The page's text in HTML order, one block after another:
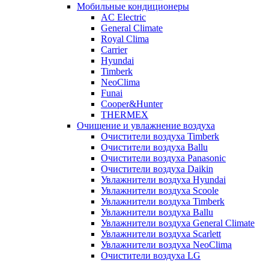
Мобильные кондиционеры
AC Electric
General Climate
Royal Clima
Carrier
Hyundai
Timberk
NeoClima
Funai
Cooper&Hunter
THERMEX
Очищение и увлажнение воздуха
Очистители воздуха Timberk
Очистители воздуха Ballu
Очистители воздуха Panasonic
Очистители воздуха Daikin
Увлажнители воздуха Hyundai
Увлажнители воздуха Scoole
Увлажнители воздуха Timberk
Увлажнители воздуха Ballu
Увлажнители воздуха General Climate
Увлажнители воздуха Scarlett
Увлажнители воздуха NeoClima
Очистители воздуха LG